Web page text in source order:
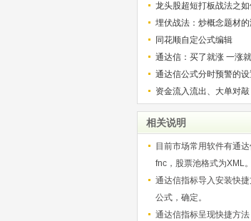
龙头股超短打板战法之
解）
埋伏战法：炒概念题材的
同花顺自定公式编辑
通达信：买了就涨 一涨
通达信公式分时预警的
资金流入流出、大单对
相关说明
目前市场常用软件有通
fnc，股票池格式为XML。
通达信指标导入安装快
公式，确定。
通达信指标呈现快捷方